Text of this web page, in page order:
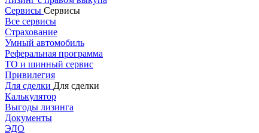
Сервисы Сервисы
Все сервисы
Страхование
Умный автомобиль
Реферальная программа
ТО и шинный сервис
Привилегия
Для сделки Для сделки
Калькулятор
Выгоды лизинга
Документы
ЭДО